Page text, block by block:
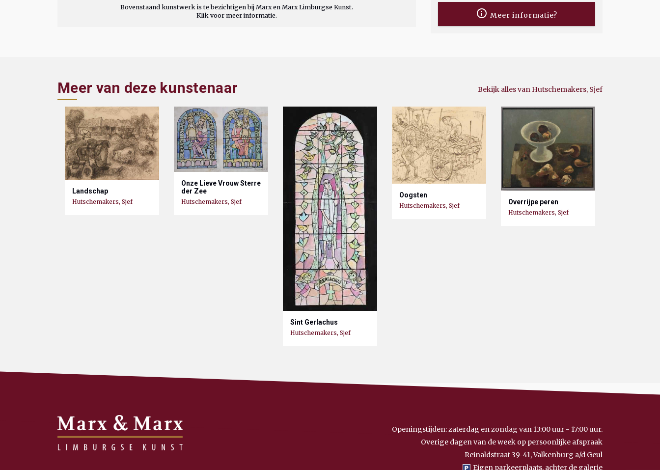
Bovenstaand kunstwerk is te bezichtigen bij Marx en Marx Limburgse Kunst.
Klik voor meer informatie.
Meer informatie?
Meer van deze kunstenaar Bekijk alles van Hutschemakers, Sjef
Landschap
Hutschemakers, Sjef
Onze Lieve Vrouw Sterre
der Zee
Hutschemakers, Sjef
Sint Gerlachus
Hutschemakers, Sjef
Oogsten
Hutschemakers, Sjef Overrijpe peren
Hutschemakers, Sjef
Openingstijden: zaterdag en zondag van 13:00 uur - 17:00 uur.
Overige dagen van de week op persoonlijke afspraak
Reinaldstraat 39-41, Valkenburg a/d Geul
Eigen parkeerplaats, achter de galerie